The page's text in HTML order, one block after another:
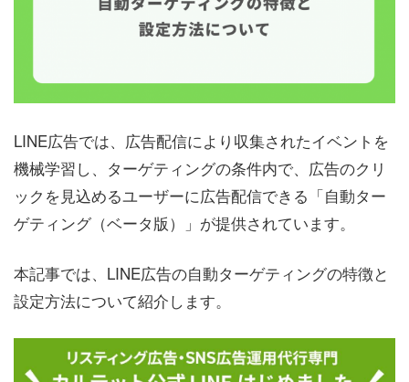
LINE広告では、広告配信により収集されたイベントを
機械学習し、ターゲティングの条件内で、広告のクリ
ックを見込めるユーザーに広告配信できる「自動ター
ゲティング（ベータ版）」が提供されています。
本記事では、LINE広告の自動ターゲティングの特徴と
設定方法について紹介します。